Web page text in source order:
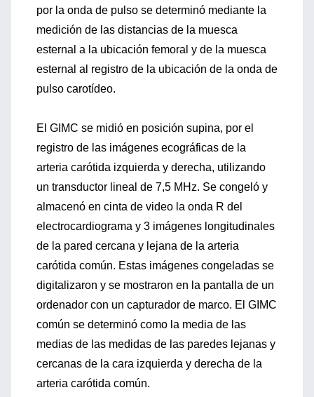
por la onda de pulso se determinó mediante la
medición de las distancias de la muesca
esternal a la ubicación femoral y de la muesca
esternal al registro de la ubicación de la onda de
pulso carotídeo.
El GIMC se midió en posición supina, por el
registro de las imágenes ecográficas de la
arteria carótida izquierda y derecha, utilizando
un transductor lineal de 7,5 MHz. Se congeló y
almacenó en cinta de video la onda R del
electrocardiograma y 3 imágenes longitudinales
de la pared cercana y lejana de la arteria
carótida común. Estas imágenes congeladas se
digitalizaron y se mostraron en la pantalla de un
ordenador con un capturador de marco. El GIMC
común se determinó como la media de las
medias de las medidas de las paredes lejanas y
cercanas de la cara izquierda y derecha de la
arteria carótida común.